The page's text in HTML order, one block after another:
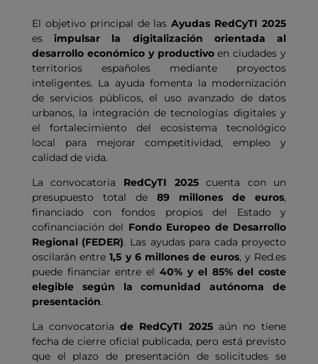
El objetivo principal de lasAyudas RedCyTI 2025
es impulsar la digitalización orientada al
desarrollo económico y productivoen ciudades y
territorios españoles mediante proyectos
inteligentes. La ayuda fomenta la modernización
de servicios públicos, el uso avanzado de datos
urbanos, la integración de tecnologías digitales y
el fortalecimiento del ecosistema tecnológico
local para mejorar competitividad, empleo y
calidad de vida.
La convocatoria RedCyTI 2025cuenta con un
presupuesto total de 89 millones de euros,
financiado con fondos propios del Estado y
cofinanciación del Fondo Europeo de Desarrollo
Regional (FEDER). Las ayudas para cada proyecto
oscilarán entre1,5 y 6 millones de euros, y Red.es
puede financiar entre el40% y el 85% del coste
elegible según la comunidad autónoma de
presentación.
La convocatoriade RedCyTI 2025aún no tiene
fecha de cierre oficial publicada, pero está previsto
que el plazo de presentación de solicitudes se